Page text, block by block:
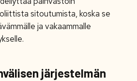
sitoutumista, koska se
ja vakaammalle
järjestelmän